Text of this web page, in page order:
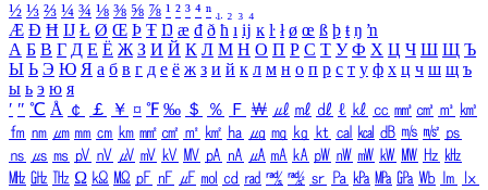
½ ⅓ ⅔ ¼ ¾ ⅛ ⅜ ⅝ ⅞ ¹ ² ³ ⁴ ⁿ ₁ ₂ ₃ ₄
Æ Ð Ħ Ĳ Ł Ø Œ Þ Ŧ Ŋ æ đ ð ħ ı ĳ ĸ ŀ ł ø œ ß þ ŧ ŋ ŉ
А Б В Г Д Е Ё Ж З И Й К Л М Н О П Р С Т У Ф Х Ц Ч Ш Щ Ъ
Ы Ь Э Ю Я а б в г д е ё ж з и й к л м н о п р с т у ф х ц ч ш щ ъ
ы ь э ю я
′ ″ ℃ Å ￠ ￡ ￥ ¤ ℉ ‰ ＄ ％ Ｆ ￦ ㎕ ㎖ ㎗ ℓ ㎘ ㏄ ㎣ ㎤ ㎥ ㎦
㎙ ㎚ ㎛ ㎜ ㎝ ㎞ ㎟ ㎠ ㎡ ㎢ ㏊ ㎍ ㎎ ㎏ ㏏ ㎈ ㎉ ㏈ ㎧ ㎨ ㎰
㎱ ㎲ ㎳ ㎴ ㎵ ㎶ ㎷ ㎸ ㎹ ㎀ ㎁ ㎂ ㎃ ㎄ ㎺ ㎻ ㎽ ㎾ ㎿ ㎐ ㎑
㎒ ㎓ ㎔ Ω ㏀ ㏁ ㎊ ㎋ ㎌ ㏖ ㏅ ㎭ ㎮ ㎯ ㏛ ㎩ ㎪ ㎫ ㎬ ㏝ ㏐
㏓